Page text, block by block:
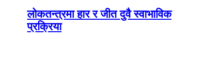
लोकतन्त्रमा हार र जीत दुवै स्वाभाविक
प्रक्रिया